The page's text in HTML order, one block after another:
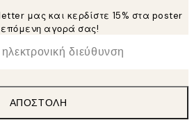
μας και κερδίστε 15% στα poster
επόμενη αγορά σας!
ΑΠΟΣΤΟΛΉ